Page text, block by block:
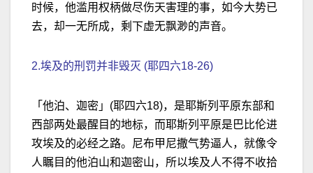
时候，他滥用权柄做尽伤天害理的事，如今大势已
去，却一无所成，剩下虚无飘渺的声音。
2.埃及的刑罚并非毁灭 (耶四六18-26)
「他泊、迦密」(耶四六18)，是耶斯列平原东部和
西部两处最醒目的地标，而耶斯列平原是巴比伦进
攻埃及的必经之路。尼布甲尼撒气势逼人，就像令
人瞩目的他泊山和迦密山，所以埃及人不得不收拾